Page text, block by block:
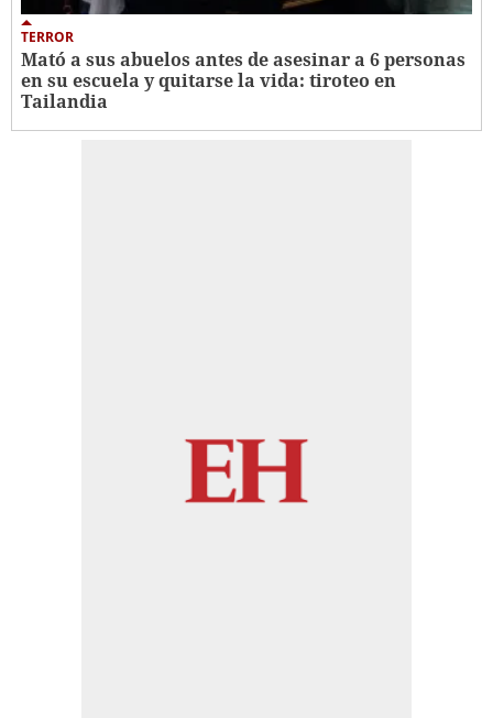
TERROR
Mató a sus abuelos antes de asesinar a 6 personas
en su escuela y quitarse la vida: tiroteo en
Tailandia